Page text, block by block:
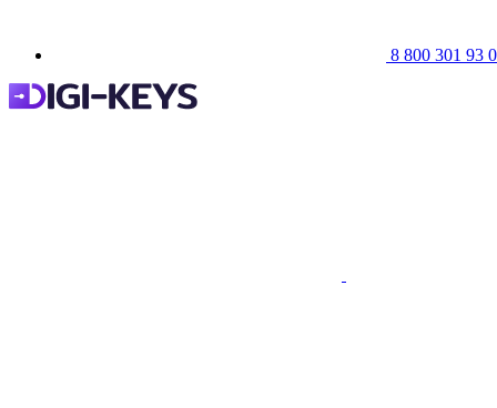
8 800 301 93